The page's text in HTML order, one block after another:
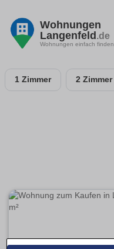
Wohnungen
Langenfeld.de
Wohnungen einfach finden
1 Zimmer 2 Zimmer